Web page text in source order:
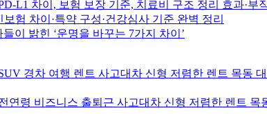
L1 차이, 보험 보장 기준, 치료비 구조 정리 효과·부
험 차이·특약 구성·건강심사 기준 완벽 정리
이 밝힌 ‘운명을 바꾸는 7가지 차이’
경차 여행 렌트 사고대차 신형 저렴한 렌트 목동
연령 비즈니스 출퇴근 사고대차 신형 저렴한 렌트